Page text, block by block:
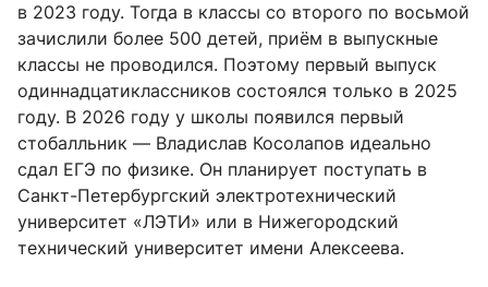
в 2023 году. Тогда в классы со второго по восьмой
зачислили более 500 детей, приём в выпускные
классы не проводился. Поэтому первый выпуск
одиннадцатиклассников состоялся только в 2025
году. В 2026 году у школы появился первый
стобалльник — Владислав Косолапов идеально
сдал ЕГЭ по физике. Он планирует поступать в
Санкт-Петербургский электротехнический
университет «ЛЭТИ» или в Нижегородский
технический университет имени Алексеева.